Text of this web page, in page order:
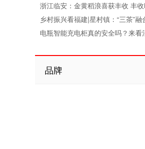
浙江临安：金黄稻浪喜获丰收 丰
乡村振兴看福建|星村镇：“三茶”
电瓶智能充电柜真的安全吗？来看
品牌